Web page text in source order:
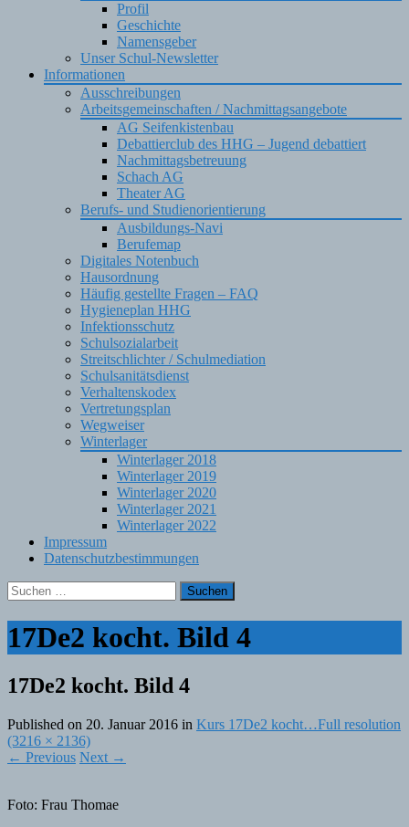
Profil
Geschichte
Namensgeber
Unser Schul-Newsletter
Informationen
Ausschreibungen
Arbeitsgemeinschaften / Nachmittagsangebote
AG Seifenkistenbau
Debattierclub des HHG – Jugend debattiert
Nachmittagsbetreuung
Schach AG
Theater AG
Berufs- und Studienorientierung
Ausbildungs-Navi
Berufemap
Digitales Notenbuch
Hausordnung
Häufig gestellte Fragen – FAQ
Hygieneplan HHG
Infektionsschutz
Schulsozialarbeit
Streitschlichter / Schulmediation
Schulsanitätsdienst
Verhaltenskodex
Vertretungsplan
Wegweiser
Winterlager
Winterlager 2018
Winterlager 2019
Winterlager 2020
Winterlager 2021
Winterlager 2022
Impressum
Datenschutzbestimmungen
Suchen
nach:
17De2 kocht. Bild 4
17De2 kocht. Bild 4
Published on 20. Januar 2016 in Kurs 17De2 kocht…Full resolution
(3216 × 2136)
← Previous Next →
Foto: Frau Thomae